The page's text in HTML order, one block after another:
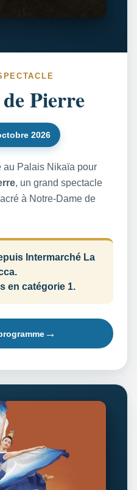
Pierre
2026
au Palais Nikaïa pour
, un grand spectacle
à Notre-Dame de
Intermarché La
en catégorie 1.